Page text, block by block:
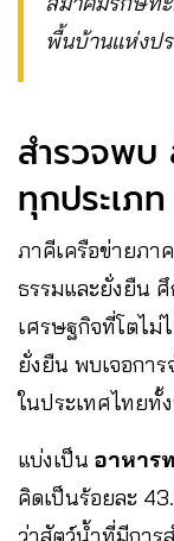
พื้นบ้านแห่งป
สำรวจพบ
ทุกประเภท
ภาคีเครือข่ายภา
ธรรมและยั่งยืน
เศรษฐกิจที่โตไม่
ยั่งยืน พบเจอกา
ในประเทศไทยทั้
แบ่งเป็น อาหาร
คิดเป็นร้อยละ